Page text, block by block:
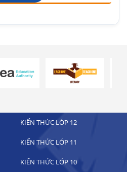
KIẾN THỨC LỚP 12
KIẾN THỨC LỚP 11
KIẾN THỨC LỚP 10